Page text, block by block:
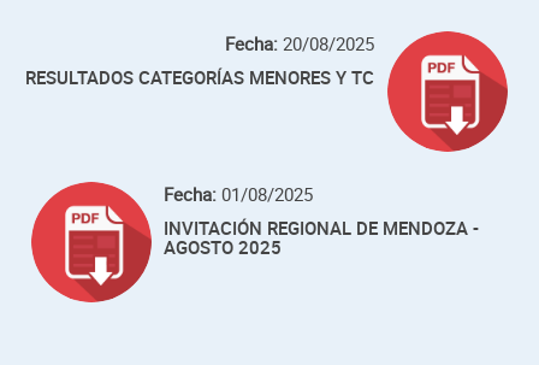
Fecha:20/08/2025
RESULTADOS CATEGORÍAS MENORES Y TC
Fecha:01/08/2025
INVITACIÓN REGIONAL DE MENDOZA -
AGOSTO 2025